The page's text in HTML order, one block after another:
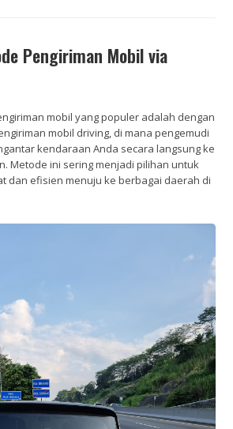
Pengiriman Mobil via
mobil yang populer adalah dengan
mobil driving, di mana pengemudi
kendaraan Anda secara langsung ke
Metode ini sering menjadi pilihan untuk
dan efisien menuju ke berbagai daerah di